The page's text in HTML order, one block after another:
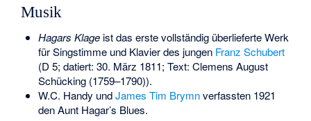
Musik
Hagars Klageist das erste vollständig überlieferte Werk
für Singstimme und Klavier des jungen Franz Schubert
(D 5; datiert: 30. März 1811; Text: Clemens August
Schücking (1759–1790)).
W.C. Handy undJames Tim Brymnverfassten 1921
denAunt Hagar’s Blues.